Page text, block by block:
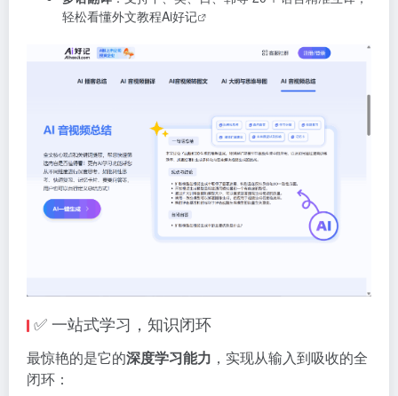
轻松看懂外文教程Ai好记
✅ 一站式学习，知识闭环
最惊艳的是它的深度学习能力 ，实现从输入到吸收的全
闭环：